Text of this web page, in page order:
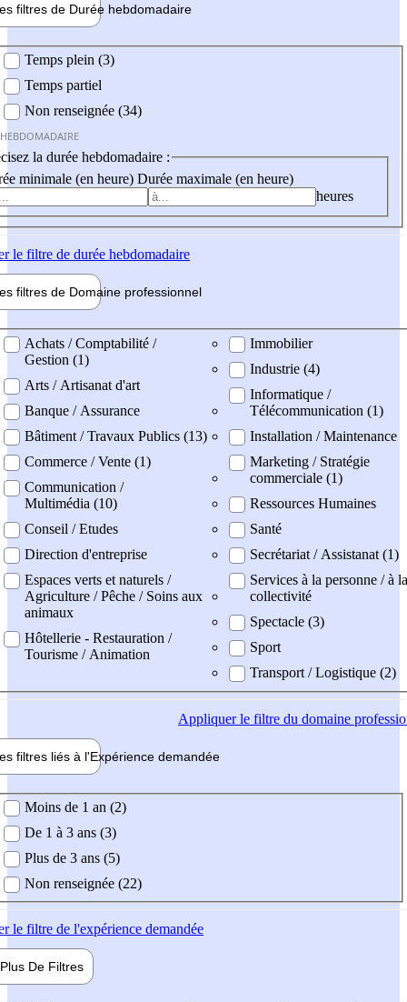
filtres de Durée hebdomadaire
Temps plein (3)
Temps partiel
Non renseignée (34)
la durée hebdomadaire :
minimale (en heure) Durée maximale (en heure)
heures
le filtre de durée hebdomadaire
filtres de Domaine professionnel
professionel
Achats / Comptabilité /
Gestion (1)
Arts / Artisanat d'art
Banque / Assurance
Bâtiment / Travaux Publics (13)
Commerce / Vente (1)
Communication /
Multimédia (10)
Conseil / Etudes
Direction d'entreprise
Espaces verts et naturels /
Agriculture / Pêche / Soins aux
animaux
Hôtellerie - Restauration /
Tourisme / Animation
Immobilier
Industrie (4)
Informatique /
Télécommunication (1)
Installation / Maintenance
Marketing / Stratégie
commerciale (1)
Ressources Humaines
Santé
Secrétariat / Assistanat (1)
Services à la personne / à la
collectivité
Spectacle (3)
Sport
Transport / Logistique (2)
Appliquerle filtre du domaine
filtres liés à l'Expérience demandée
demandée
Moins de 1 an (2)
De 1 à 3 ans (3)
Plus de 3 ans (5)
Non renseignée (22)
le filtre de l'expérience demandée
Plus De Filtres